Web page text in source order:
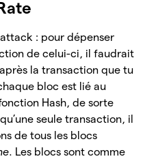
: pour dépenser
de celui-ci, il faudrait
la transaction que tu
bloc est lié au
Hash, de sorte
seule transaction, il
de tous les blocs
. Les blocs sont comme